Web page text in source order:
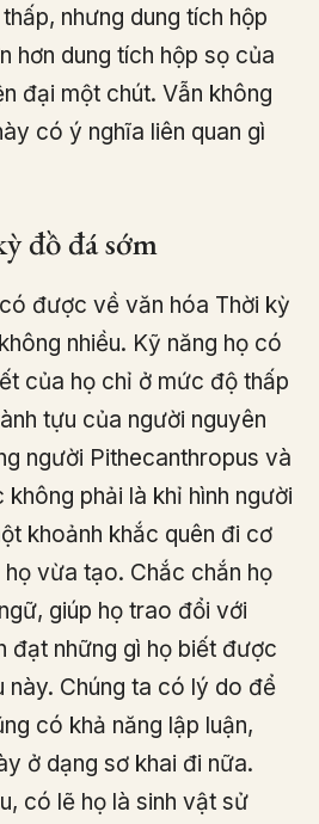
nhưng dung tích hộp
hơn dung tích hộp sọ của
đại một chút. Vẫn không
có ý nghĩa liên quan gì
đồ đá sớm
được về văn hóa Thời kỳ
nhiều. Kỹ năng họ có
của họ chỉ ở mức độ thấp
tựu của người nguyên
người Pithecanthropus và
phải là khỉ hình người
khoảnh khắc quên đi cơ
họ vừa tạo. Chắc chắn họ
giúp họ trao đổi với
đạt những gì họ biết được
này. Chúng ta có lý do để
có khả năng lập luận,
ở dạng sơ khai đi nữa.
có lẽ họ là sinh vật sử